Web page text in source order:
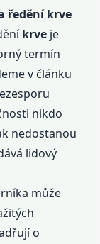
ředění krve
krve je
termín
v článku
nikdo
nedostanou
lidový
může
o